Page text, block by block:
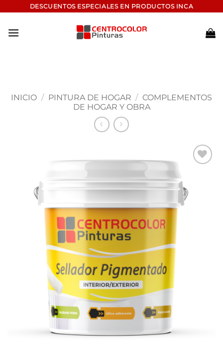
contenido
DESCUENTOS ESPECIALES EN PRODUCTOS INCA
INICIO / PINTURA DE HOGAR / COMPLEMENTOS
DE HOGAR Y OBRA